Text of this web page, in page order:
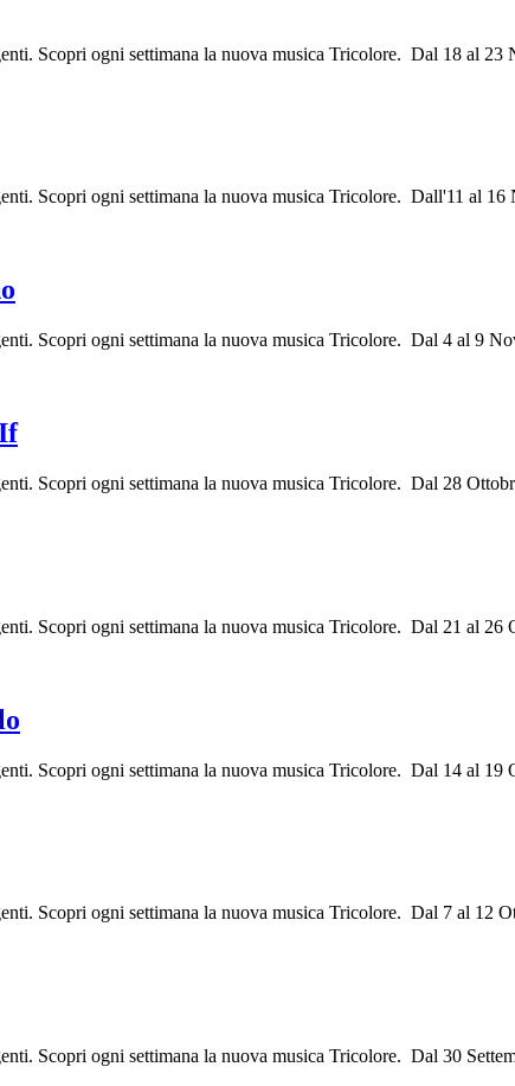
Scopri ogni settimana la nuova musica Tricolore. Dal 18 al
Scopri ogni settimana la nuova musica Tricolore. Dall'11 al
Scopri ogni settimana la nuova musica Tricolore. Dal 4 al 9
Scopri ogni settimana la nuova musica Tricolore. Dal 28
Scopri ogni settimana la nuova musica Tricolore. Dal 21 al
Scopri ogni settimana la nuova musica Tricolore. Dal 14 al 19
Scopri ogni settimana la nuova musica Tricolore. Dal 7 al 12
Scopri ogni settimana la nuova musica Tricolore. Dal 30